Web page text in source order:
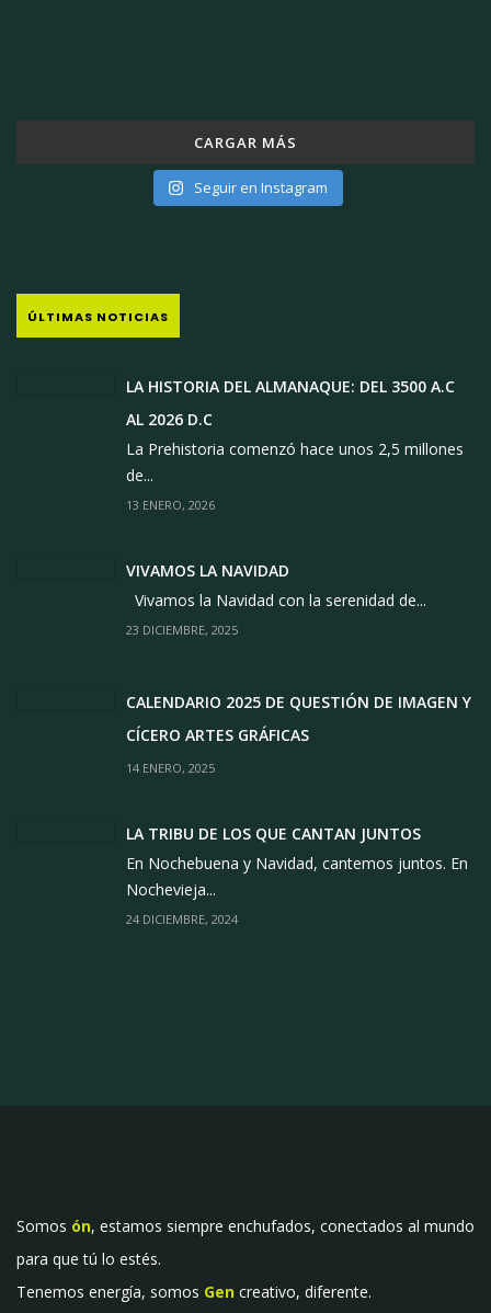
CARGAR MÁS
Seguir en Instagram
ÚLTIMAS NOTICIAS
LA HISTORIA DEL ALMANAQUE: DEL 3500 A.C
AL 2026 D.C
La Prehistoria comenzó hace unos 2,5 millones
de...
13 ENERO, 2026
VIVAMOS LA NAVIDAD
Vivamos la Navidad con la serenidad de...
23 DICIEMBRE, 2025
CALENDARIO 2025 DE QUESTIÓN DE IMAGEN Y
CÍCERO ARTES GRÁFICAS
14 ENERO, 2025
LA TRIBU DE LOS QUE CANTAN JUNTOS
En Nochebuena y Navidad, cantemos juntos. En
Nochevieja...
24 DICIEMBRE, 2024
Somos ón, estamos siempre enchufados, conectados al mundo
para que tú lo estés.
Tenemos energía, somos Gen creativo, diferente.